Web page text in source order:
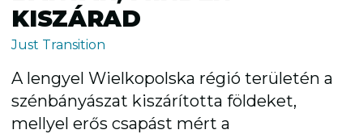
KISZÁRAD
Just Transition
A lengyel Wielkopolska régió területén a
szénbányászat kiszárította földeket,
mellyel erős csapást mért a